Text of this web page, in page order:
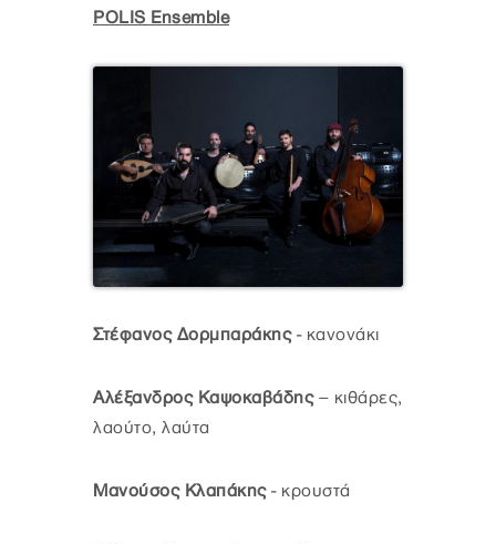
POLIS Ensemble
Στέφανος Δορμπαράκης - κανονάκι
Αλέξανδρος Καψοκαβάδης– κιθάρες,
λαούτο, λαύτα
Μανούσος Κλαπάκης- κρουστά